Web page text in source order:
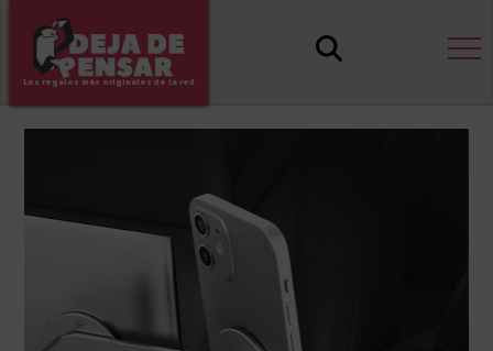
Los regalos más originales de la red